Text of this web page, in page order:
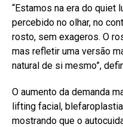
“Estamos na era do quiet
percebido no olhar, no
rosto, sem exageros. O
mas refletir uma versão
natural de si mesmo”,
O aumento da demanda
lifting facial,
mostrando que o